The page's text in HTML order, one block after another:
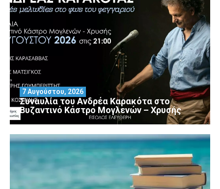
Συναυλία του Ανδρέα Καρακότα στο
Βυζαντινό Κάστρο Μογλενών – Χρυσής
7 Αυγούστου, 2026